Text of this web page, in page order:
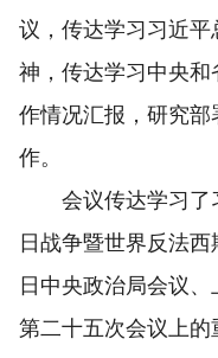
议，传达学习习近
神，传达学习中央
作情况汇报，研究部
作。
会议传达学习了
日战争暨世界反法
日中央政治局会议
第二十五次会议上